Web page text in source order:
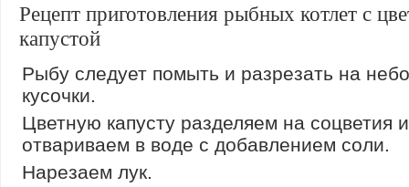
Рецепт приготовления рыбных котлет с
капустой
Рыбу следует помыть и разрезать на
кусочки.
Цветную капусту разделяем на соцветия и
отвариваем в воде с добавлением соли.
Нарезаем лук.